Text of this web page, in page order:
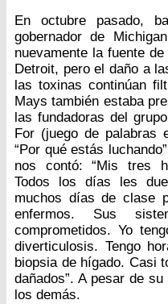
En octubre pasado,
gobernador de
nuevamente la fuente
Detroit, pero el daño a
las toxinas continúan
Mays también estaba
las fundadoras del
For (juego de palabras
“Por qué estás
nos contó: “Mis tres
Todos los días les
muchos días de clase
enfermos. Sus
comprometidos. Yo
diverticulosis. Tengo
biopsia de hígado. Casi
dañados”. A pesar de
los demás.